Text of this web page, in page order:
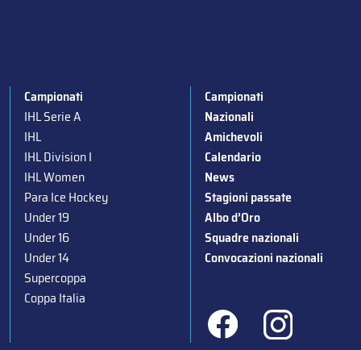
Campionati
IHL Serie A
IHL
IHL Division I
IHL Women
Para Ice Hockey
Under 19
Under 16
Under 14
Supercoppa
Coppa Italia
Campionati
Nazionali
Amichevoli
Calendario
News
Stagioni passate
Albo d’Oro
Squadre nazionali
Convocazioni nazionali